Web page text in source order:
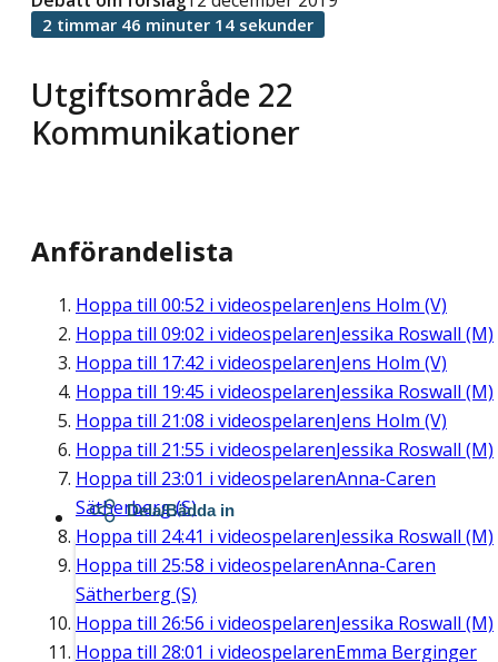
Utgiftsområde 22
Kommunikationer
2 timmar 46 minuter 14 sekunder
Anförandelista
Hoppa till 00:52 i videospelarenJens Holm (V)
Hoppa till 09:02 i videospelarenJessika Roswall (M)
Hoppa till 17:42 i videospelarenJens Holm (V)
Hoppa till 19:45 i videospelarenJessika Roswall (M)
Hoppa till 21:08 i videospelarenJens Holm (V)
Hoppa till 21:55 i videospelarenJessika Roswall (M)
Hoppa till 23:01 i videospelarenAnna-Caren
Sätherberg (S)
Hoppa till 24:41 i videospelarenJessika Roswall (M)
Hoppa till 25:58 i videospelarenAnna-Caren
Sätherberg (S)
Hoppa till 26:56 i videospelarenJessika Roswall (M)
Hoppa till 28:01 i videospelarenEmma Berginger
Dela/Bädda in